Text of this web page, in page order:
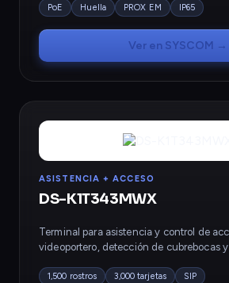
PoE Huella PROX EM IP65
Ver en SYSCOM →
ASISTENCIA + ACCESO
DS-K1T343MWX
Terminal para asistencia y control de
videoportero, detección de cubrebocas y
1,500 rostros 3,000 tarjetas SIP